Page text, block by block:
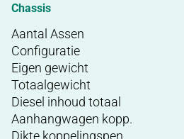
Chassis
Aantal Assen
Configuratie
Eigen gewicht
Totaalgewicht
Diesel inhoud totaal
Aanhangwagen kopp.
Dikte koppelingspen